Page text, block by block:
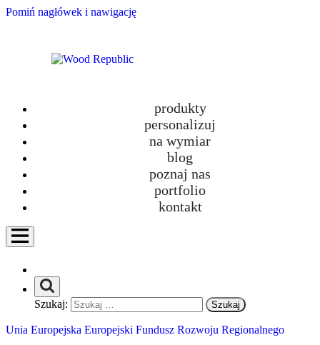
Pomiń nagłówek i nawigację
produkty
personalizuj
na wymiar
blog
poznaj nas
portfolio
kontakt
Szukaj:
Unia Europejska Europejski Fundusz Rozwoju Regionalnego
Stwórz swój własny KOSMOS.
Twój własny KOSMOS w cenie: 1,634.00